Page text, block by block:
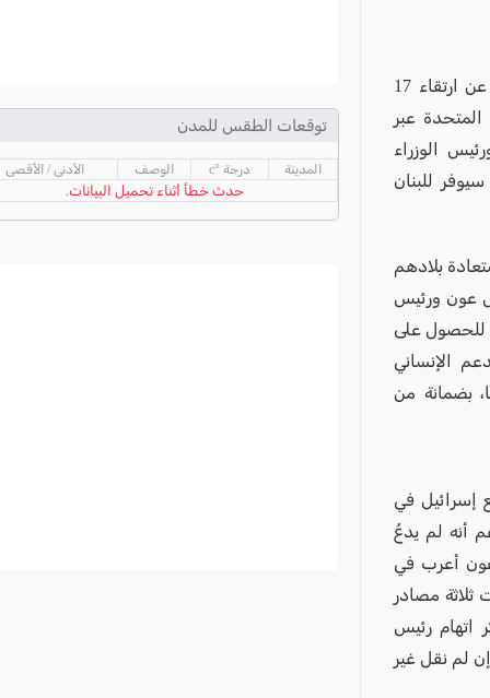
أعلنت وزارة الصحة اللبنانية، في سلسلة بيانات الخميس وفجر اليوم الجمعة، عن ارتقاء 17
المتحدة عبر
الوزراء
للبنان
بلادهم
عون ورئيس
للحصول على
الإنساني
بضمانة من
إسرائيل في
أنه لم يدعُ
أعرب في
مصادر
اتهام رئيس
لم نقل غير
توقعات الطقس للمدن
المدينة درجة °c الوصف الأدنى / الأقصى
حدث خطأ أثناء تحميل البيانات.